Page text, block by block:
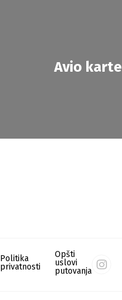
Avio karte
Politika
privatnosti
Opšti
uslovi
putovanja